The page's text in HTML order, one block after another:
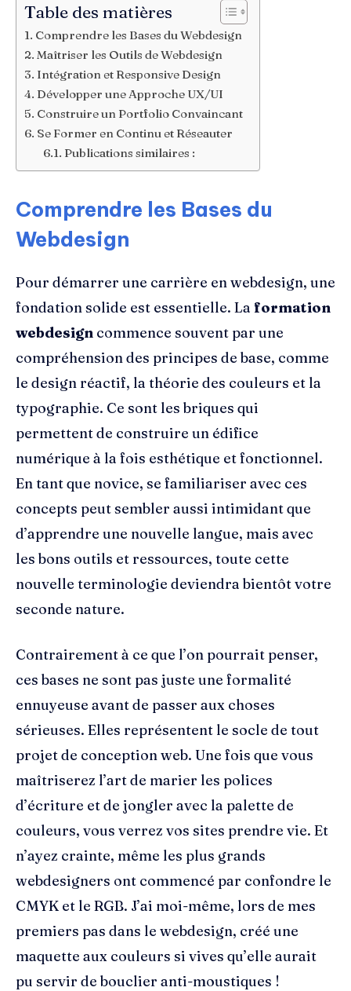
Table des matières
Comprendre les Bases du Webdesign
Maîtriser les Outils de Webdesign
Intégration et Responsive Design
Développer une Approche UX/UI
Construire un Portfolio Convaincant
Se Former en Continu et Réseauter
Publications similaires :
Comprendre les Bases du
Webdesign
Pour démarrer une carrière en webdesign, une
fondation solide est essentielle. La formation
webdesign commence souvent par une
compréhension des principes de base, comme
le design réactif, la théorie des couleurs et la
typographie. Ce sont les briques qui
permettent de construire un édifice
numérique à la fois esthétique et fonctionnel.
En tant que novice, se familiariser avec ces
concepts peut sembler aussi intimidant que
d’apprendre une nouvelle langue, mais avec
les bons outils et ressources, toute cette
nouvelle terminologie deviendra bientôt votre
seconde nature.
Contrairement à ce que l’on pourrait penser,
ces bases ne sont pas juste une formalité
ennuyeuse avant de passer aux choses
sérieuses. Elles représentent le socle de tout
projet de conception web. Une fois que vous
maîtriserez l’art de marier les polices
d’écriture et de jongler avec la palette de
couleurs, vous verrez vos sites prendre vie. Et
n’ayez crainte, même les plus grands
webdesigners ont commencé par confondre le
CMYK et le RGB. J’ai moi-même, lors de mes
premiers pas dans le webdesign, créé une
maquette aux couleurs si vives qu’elle aurait
pu servir de bouclier anti-moustiques !